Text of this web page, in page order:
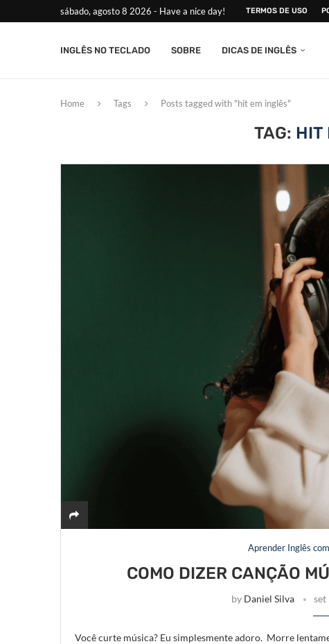
sábado, agosto 8 2026 - Have a nice day! TERMOS DE USO
INGLÊS NO TECLADO SOBRE DICAS DE INGLÊS
Home Tags Posts tagged with "hit em inglês"
TAG: HIT
Aprender Inglês
COMO DIZER CANÇÃO
by Daniel Silva set
Você curte música? Eu simplesmente adoro. Morre